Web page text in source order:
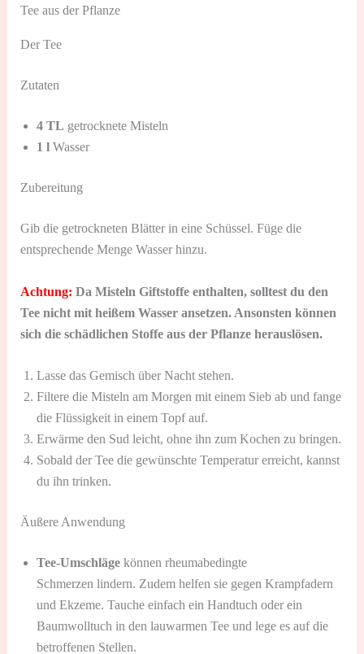
Tee aus der Pflanze
Der Tee
Zutaten
4 TL getrocknete Misteln
1 lWasser
Zubereitung
Gib die getrockneten Blätter in eine Schüssel. Füge die
entsprechende Menge Wasser hinzu.
Achtung: Da Misteln Giftstoffe enthalten, solltest du den
Tee nicht mit heißem Wasser ansetzen. Ansonsten können
sich die schädlichen Stoffe aus der Pflanze herauslösen.
Lasse das Gemisch über Nacht stehen.
Filtere die Misteln am Morgen mit einem Sieb ab und fange
die Flüssigkeit in einem Topf auf.
Erwärme den Sud leicht, ohne ihn zum Kochen zu bringen.
Sobald der Tee die gewünschte Temperatur erreicht, kannst
du ihn trinken.
Äußere Anwendung
Tee-Umschlägekönnen rheumabedingte
Schmerzen lindern. Zudem helfen sie gegen Krampfadern
und Ekzeme. Tauche einfach ein Handtuch oder ein
Baumwolltuch in den lauwarmen Tee und lege es auf die
betroffenen Stellen.